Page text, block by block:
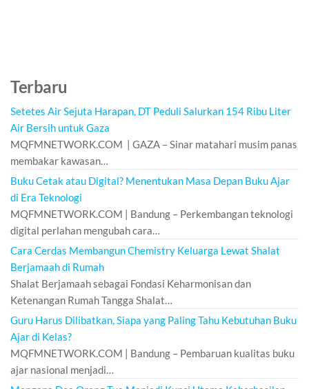
Terbaru
Setetes Air Sejuta Harapan, DT Peduli Salurkan 154 Ribu Liter
Air Bersih untuk Gaza
MQFMNETWORK.COM | GAZA – Sinar matahari musim panas
membakar kawasan…
Buku Cetak atau Digital? Menentukan Masa Depan Buku Ajar
di Era Teknologi
MQFMNETWORK.COM | Bandung – Perkembangan teknologi
digital perlahan mengubah cara…
Cara Cerdas Membangun Chemistry Keluarga Lewat Shalat
Berjamaah di Rumah
Shalat Berjamaah sebagai Fondasi Keharmonisan dan
Ketenangan Rumah Tangga Shalat…
Guru Harus Dilibatkan, Siapa yang Paling Tahu Kebutuhan Buku
Ajar di Kelas?
MQFMNETWORK.COM | Bandung – Pembaruan kualitas buku
ajar nasional menjadi…